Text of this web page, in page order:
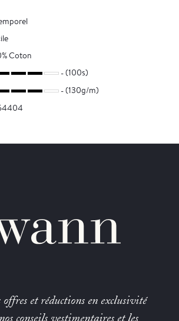
Coton
(100s)
(130g/m)
offres et réductions en exclusivité
conseils vestimentaires et les